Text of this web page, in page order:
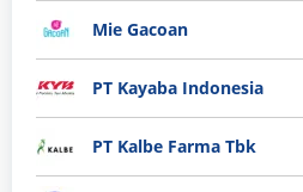
Mie Gacoan
PT Kayaba Indonesia
PT Kalbe Farma Tbk